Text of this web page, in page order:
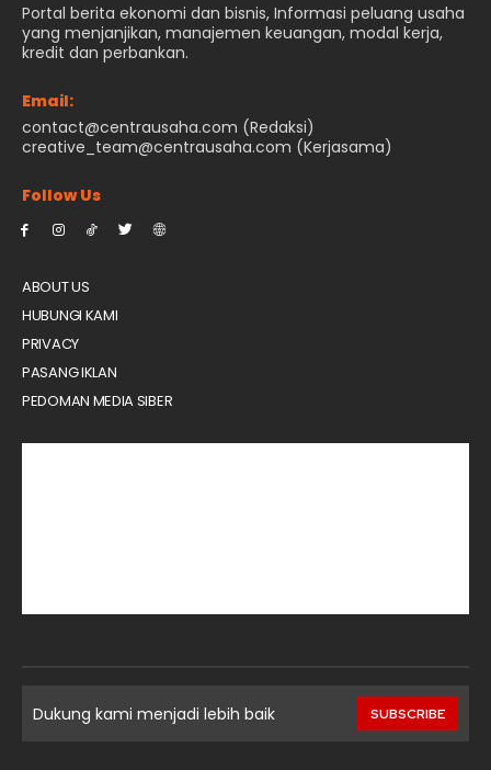
Portal berita ekonomi dan bisnis, Informasi peluang usaha
yang menjanjikan, manajemen keuangan, modal kerja,
kredit dan perbankan.
Email:
contact@centrausaha.com (Redaksi)
creative_team@centrausaha.com (Kerjasama)
Follow Us
ABOUT US
HUBUNGI KAMI
PRIVACY
PASANG IKLAN
PEDOMAN MEDIA SIBER
Dukung kami menjadi lebih baik SUBSCRIBE